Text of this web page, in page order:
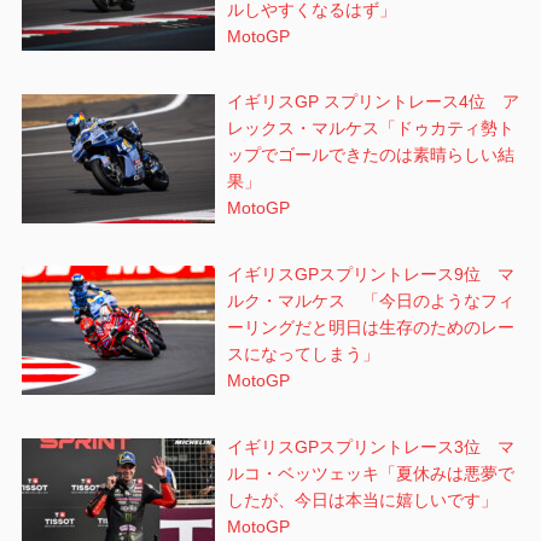
ルしやすくなるはず」
MotoGP
イギリスGP スプリントレース4位 ア
レックス・マルケス「ドゥカティ勢ト
ップでゴールできたのは素晴らしい結
果」
MotoGP
イギリスGPスプリントレース9位 マ
ルク・マルケス 「今日のようなフィ
ーリングだと明日は生存のためのレー
スになってしまう」
MotoGP
イギリスGPスプリントレース3位 マ
ルコ・ベッツェッキ「夏休みは悪夢で
したが、今日は本当に嬉しいです」
MotoGP